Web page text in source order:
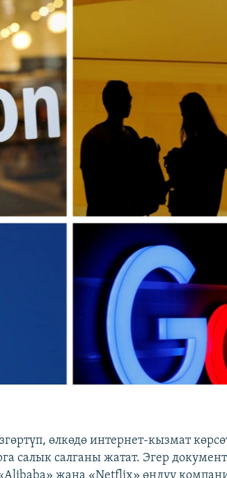
өлкөдө интернет-кызмат
салык салганы жатат. Эгер